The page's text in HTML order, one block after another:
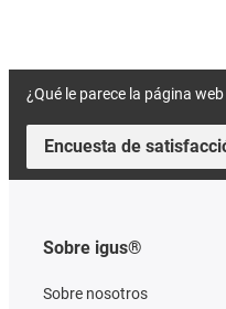
¿Qué le parece la página
Encuesta de
Sobre igus®
Sobre nosotros